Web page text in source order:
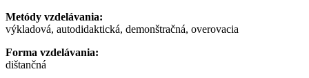
Metódy vzdelávania:
výkladová, autodidaktická, demonštračná, overovacia
Forma vzdelávania:
dištančná